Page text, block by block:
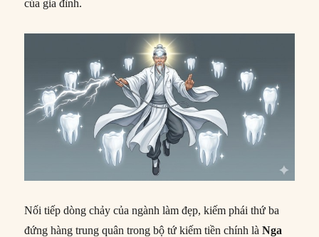
của gia đình.
Nối tiếp dòng chảy của ngành làm đẹp, kiếm phái thứ ba
đứng hàng trung quân trong bộ tứ kiếm tiền chính làNga